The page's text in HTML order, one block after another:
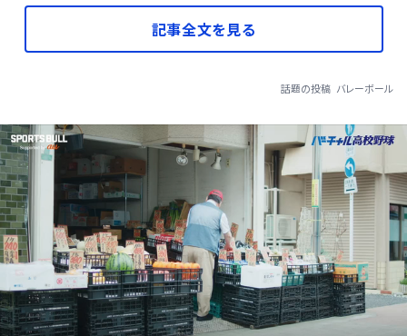
記事全文を見る
話題の投稿 バレーボール